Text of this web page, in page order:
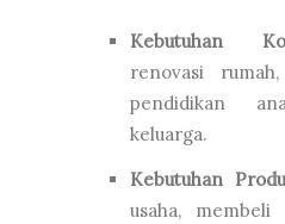
Kebutuhan
renovasi
pendidikan
keluarga.
Kebutuhan
usaha,